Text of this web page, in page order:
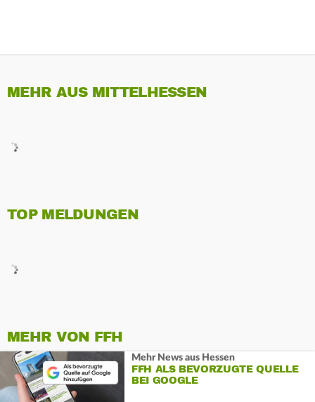
MEHR AUS MITTELHESSEN
TOP MELDUNGEN
MEHR VON FFH
Mehr News aus Hessen
FFH ALS BEVORZUGTE QUELLE
BEI GOOGLE